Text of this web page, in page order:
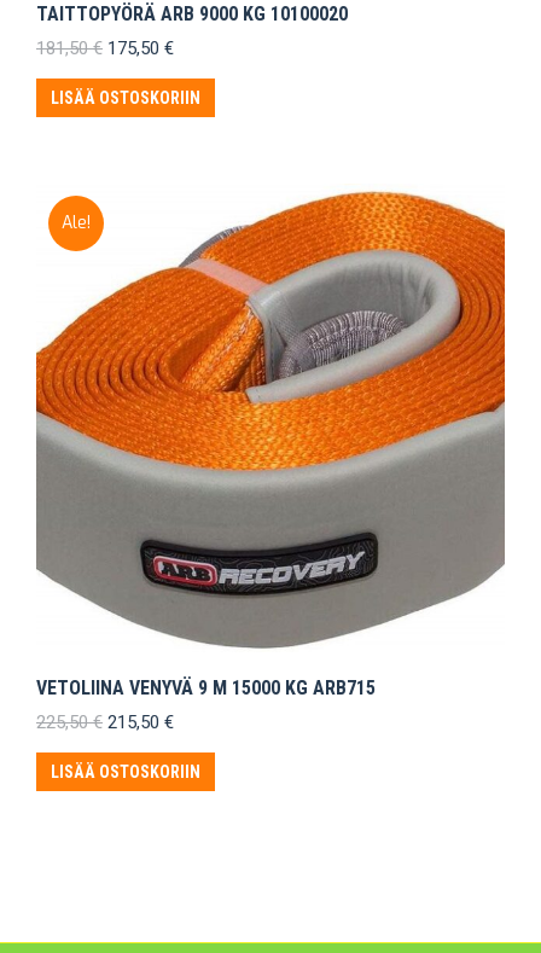
TAITTOPYÖRÄ ARB 9000 KG 10100020
181,50€ Alkuperäinen
oli:
181,50 €.
175,50 €Nykyinen
on:
175,50 €.
LISÄÄ OSTOSKORIIN
Ale!
VETOLIINA VENYVÄ 9 M 15000 KG ARB715
225,50€ Alkuperäinen
oli:
225,50 €.
215,50 €Nykyinen
on:
215,50 €.
LISÄÄ OSTOSKORIIN